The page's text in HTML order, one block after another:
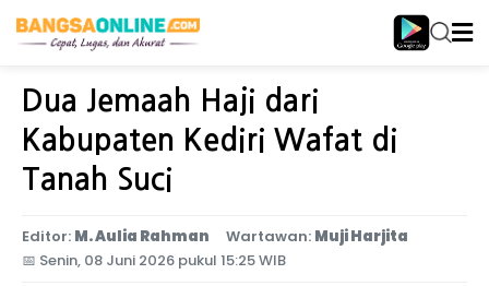
Home Jawa Timur
Dua Jemaah Haji dari
Kabupaten Kediri Wafat di
Tanah Suci
Editor: M. Aulia Rahman Wartawan: Muji Harjita
📅 Senin, 08 Juni 2026 pukul 15:25 WIB